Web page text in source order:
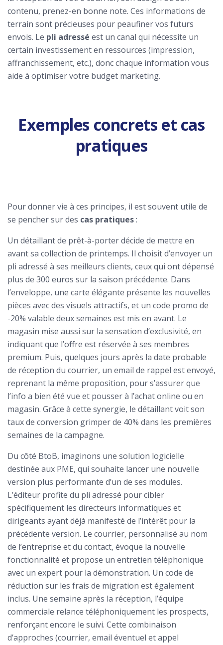
contenu, prenez-en bonne note. Ces informations de
terrain sont précieuses pour peaufiner vos futurs
envois. Le pli adressé est un canal qui nécessite un
certain investissement en ressources (impression,
affranchissement, etc.), donc chaque information vous
aide à optimiser votre budget marketing.
Exemples concrets et cas
pratiques
Pour donner vie à ces principes, il est souvent utile de
se pencher sur des cas pratiques:
Un détaillant de prêt-à-porter décide de mettre en
avant sa collection de printemps. Il choisit d’envoyer un
pli adressé à ses meilleurs clients, ceux qui ont dépensé
plus de 300 euros sur la saison précédente. Dans
l’enveloppe, une carte élégante présente les nouvelles
pièces avec des visuels attractifs, et un code promo de
-20% valable deux semaines est mis en avant. Le
magasin mise aussi sur la sensation d’exclusivité, en
indiquant que l’offre est réservée à ses membres
premium. Puis, quelques jours après la date probable
de réception du courrier, un email de rappel est envoyé,
reprenant la même proposition, pour s’assurer que
l’info a bien été vue et pousser à l’achat online ou en
magasin. Grâce à cette synergie, le détaillant voit son
taux de conversion grimper de 40% dans les premières
semaines de la campagne.
Du côté BtoB, imaginons une solution logicielle
destinée aux PME, qui souhaite lancer une nouvelle
version plus performante d’un de ses modules.
L’éditeur profite du pli adressé pour cibler
spécifiquement les directeurs informatiques et
dirigeants ayant déjà manifesté de l’intérêt pour la
précédente version. Le courrier, personnalisé au nom
de l’entreprise et du contact, évoque la nouvelle
fonctionnalité et propose un entretien téléphonique
avec un expert pour la démonstration. Un code de
réduction sur les frais de migration est également
inclus. Une semaine après la réception, l’équipe
commerciale relance téléphoniquement les prospects,
renforçant encore le suivi. Cette combinaison
d’approches (courrier, email éventuel et appel